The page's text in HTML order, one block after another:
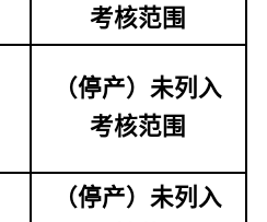
考核范围
（停产）未列入
考核范围
（停产）未列入